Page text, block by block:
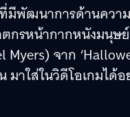
มีพัฒนาการด้านคว
รหน้ากากหนังมนุษย์
Myers) จาก
าใส่ในวิดีโอเกมได้